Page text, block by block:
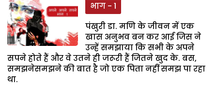
भाग - 1
पंखुरी डा. मणि के जीवन में एक
खास अनुभव बन कर आई जिस ने
उन्हें समझाया कि सभी के अपने
सपने होते हैं और वे उतने ही जरूरी हैं जितने खुद के. बस,
समझनेसमझने की बात है जो एक पिता नहीं समझ पा रहा
था.